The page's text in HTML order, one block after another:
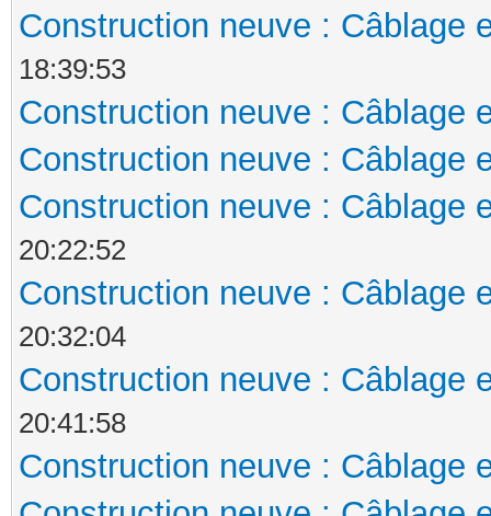
Construction neuve : Câblage
18:39:53
Construction neuve : Câblage
Construction neuve : Câblage
Construction neuve : Câblage
20:22:52
Construction neuve : Câblage
20:32:04
Construction neuve : Câblage
20:41:58
Construction neuve : Câblage